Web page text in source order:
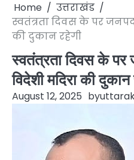
Home
उत्तराखंड
स्वतंत्रता दिवस के पर
की दुकान रहेगी
स्वतंत्रता दिवस के
विदेशी मदिरा की दुकान
August 12, 2025 by